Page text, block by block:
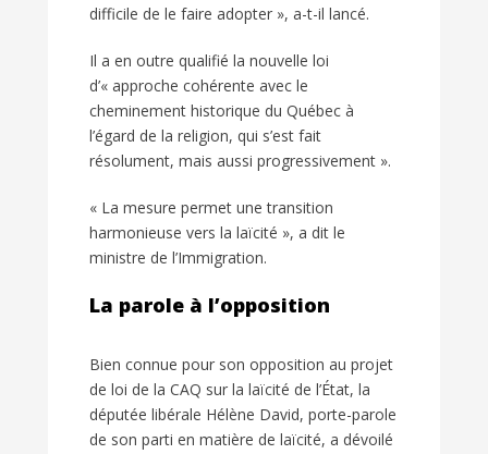
difficile de le faire adopter », a-t-il lancé.
Il a en outre qualifié la nouvelle loi
d’« approche cohérente avec le
cheminement historique du Québec à
l’égard de la religion, qui s’est fait
résolument, mais aussi progressivement ».
« La mesure permet une transition
harmonieuse vers la laïcité », a dit le
ministre de l’Immigration.
La parole à l’opposition
Bien connue pour son opposition au projet
de loi de la CAQ sur la laïcité de l’État, la
députée libérale Hélène David, porte-parole
de son parti en matière de laïcité, a dévoilé